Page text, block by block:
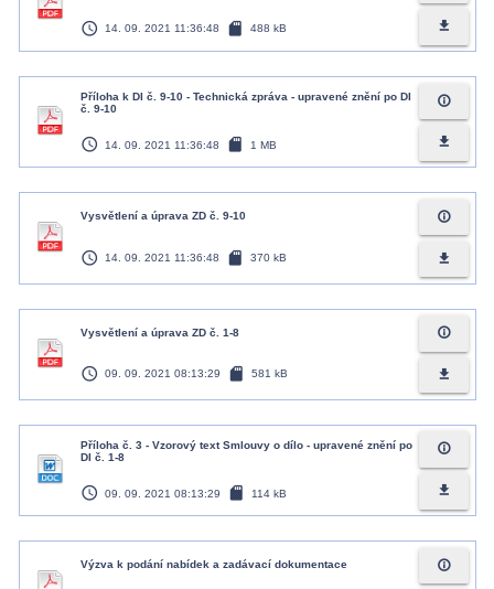
access_time 14. 09. 2021 11:36:48 sd_card 488 kB file_download
Příloha k DI č. 9-10 - Technická zpráva - upravené znění po DI
č. 9-10
access_time 14. 09. 2021 11:36:48 sd_card 1 MB
info_outline
file_download
Vysvětlení a úprava ZD č. 9-10
access_time 14. 09. 2021 11:36:48 sd_card 370 kB
info_outline
file_download
Vysvětlení a úprava ZD č. 1-8
access_time 09. 09. 2021 08:13:29 sd_card 581 kB
info_outline
file_download
Příloha č. 3 - Vzorový text Smlouvy o dílo - upravené znění po
DI č. 1-8
access_time 09. 09. 2021 08:13:29 sd_card 114 kB
info_outline
file_download
Výzva k podání nabídek a zadávací dokumentace info_outline